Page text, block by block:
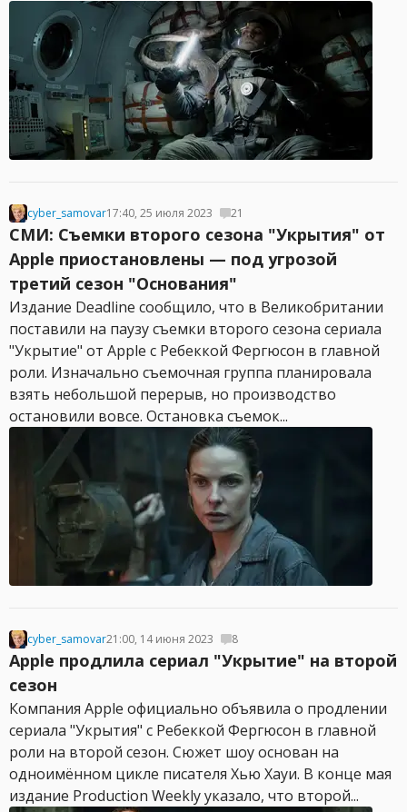
cyber_samovar17:40, 25 июля 2023 21
СМИ: Съемки второго сезона "Укрытия" от
Apple приостановлены — под угрозой
третий сезон "Основания"
Издание Deadline сообщило, что в Великобритании
поставили на паузу съемки второго сезона сериала
"Укрытие" от Apple с Ребеккой Фергюсон в главной
роли. Изначально съемочная группа планировала
взять небольшой перерыв, но производство
остановили вовсе. Остановка съемок...
cyber_samovar21:00, 14 июня 2023 8
Apple продлила сериал "Укрытие" на второй
сезон
Компания Apple официально объявила о продлении
сериала "Укрытия" с Ребеккой Фергюсон в главной
роли на второй сезон. Сюжет шоу основан на
одноимённом цикле писателя Хью Хауи. В конце мая
издание Production Weekly указало, что второй...